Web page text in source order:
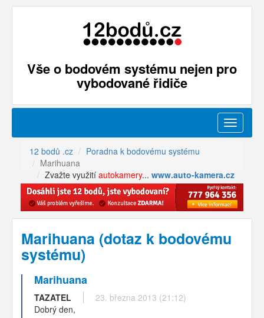
Vše o bodovém systému nejen pro
vybodované řidiče
Menu
12 bodů .cz
Poradna k bodovému systému
Marihuana
Zvažte využití autokamery... www.auto-kamera.cz
Marihuana (dotaz k bodovému
systému)
Marihuana
TAZATEL
23. března 2013 (21:12)
Dobrý den,